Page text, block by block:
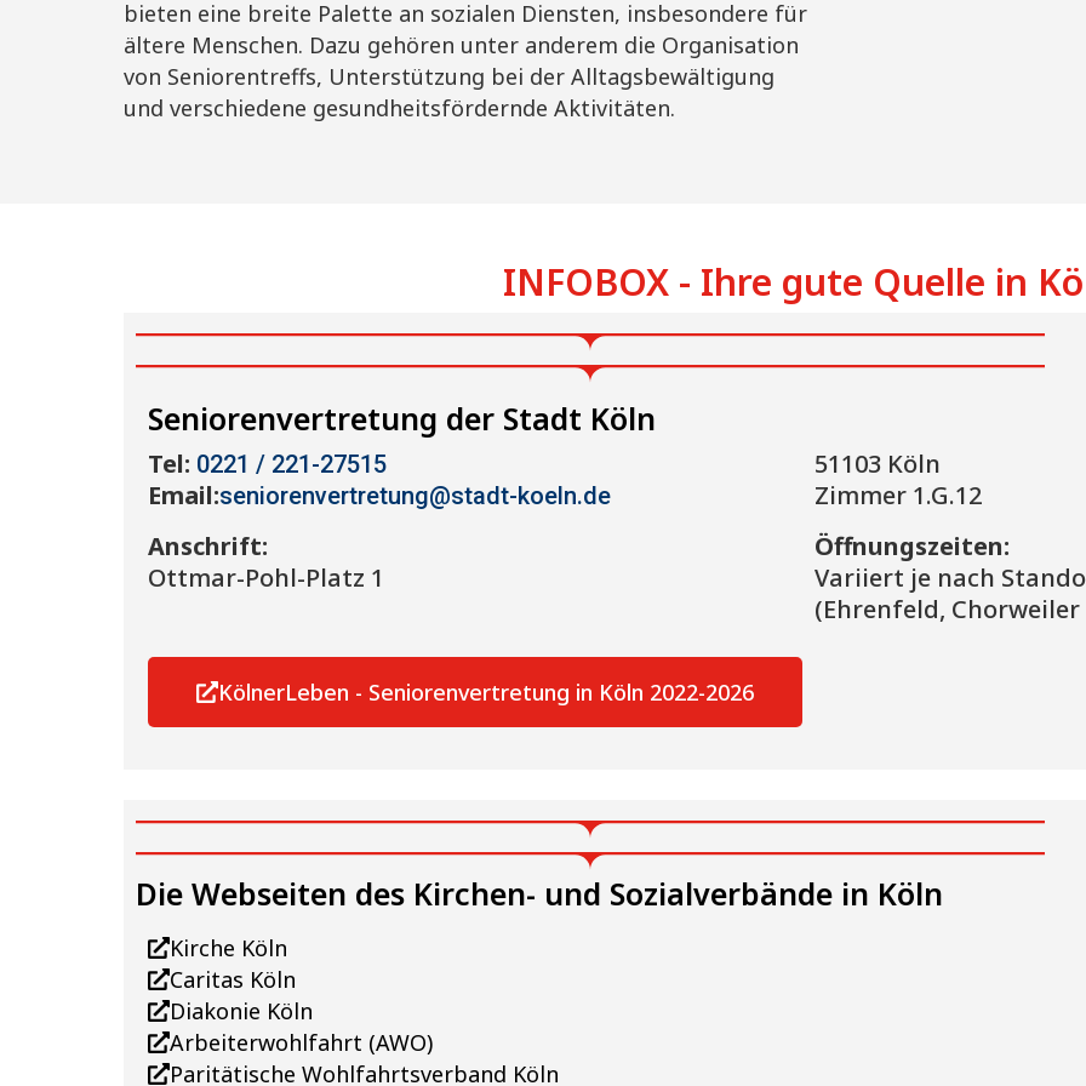
bieten eine breite Palette an sozialen Diensten, insbesondere für
ältere Menschen. Dazu gehören unter anderem die Organisation
von Seniorentreffs, Unterstützung bei der Alltagsbewältigung
und verschiedene gesundheitsfördernde Aktivitäten.
INFOBOX - Ihre gute Quelle in
Seniorenvertretung der Stadt Köln
Tel: 0221 / 221-27515
Email:seniorenvertretung@stadt-koeln.de
Anschrift:
Ottmar-Pohl-Platz 1
51103 Köln
Zimmer 1.G.12
Öffnungszeiten:
Variiert je nach
(Ehrenfeld, Chorweiler
KölnerLeben - Seniorenvertretung in Köln 2022-2026
Die Webseiten des Kirchen- und Sozialverbände in Köln
Kirche Köln
Caritas Köln
Diakonie Köln
Arbeiterwohlfahrt (AWO)
Paritätische Wohlfahrtsverband Köln